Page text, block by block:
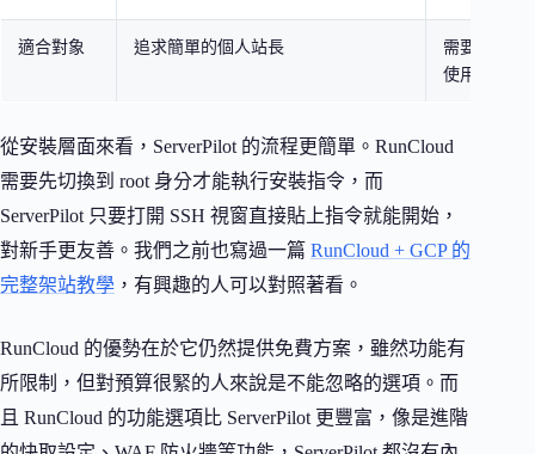
適合對象 追求簡單的個人站長
需要更多控
使用者
從安裝層面來看，ServerPilot 的流程更簡單。RunCloud
需要先切換到 root 身分才能執行安裝指令，而
ServerPilot 只要打開 SSH 視窗直接貼上指令就能開始，
對新手更友善。我們之前也寫過一篇 RunCloud + GCP 的
完整架站教學 ，有興趣的人可以對照著看。
RunCloud 的優勢在於它仍然提供免費方案，雖然功能有
所限制，但對預算很緊的人來說是不能忽略的選項。而
且 RunCloud 的功能選項比 ServerPilot 更豐富，像是進階